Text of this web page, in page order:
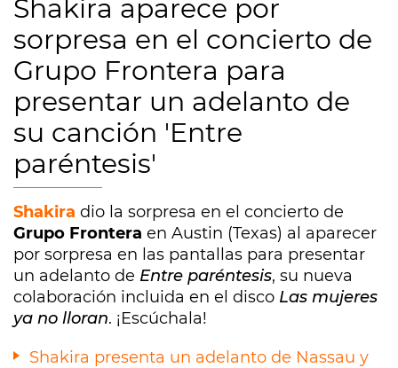
Shakira aparece por
sorpresa en el concierto de
Grupo Frontera para
presentar un adelanto de
su canción 'Entre
paréntesis'
Shakira dio la sorpresa en el concierto de
Grupo Frontera en Austin (Texas) al aparecer
por sorpresa en las pantallas para presentar
un adelanto de Entre paréntesis, su nueva
colaboración incluida en el disco Las mujeres
ya no lloran. ¡Escúchala!
Shakira presenta un adelanto de Nassau y